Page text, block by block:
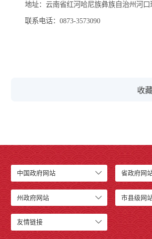
地址：云南省红河哈尼族彝族自治州河口
联系电话：0873-3573090
收
中国政府网站 省政府网
州政府网站 市县级网
友情链接